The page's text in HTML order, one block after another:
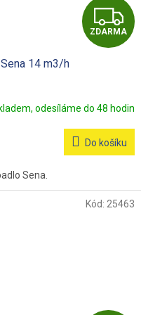
Z
D
R
M
A
ZDARMA
14 m3/h
odesíláme do 48 hodin
Do košíku
Sena.
Kód: 25463